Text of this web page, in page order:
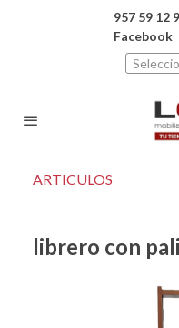
957 59 12
Facebook
ARTICULOS
librero con